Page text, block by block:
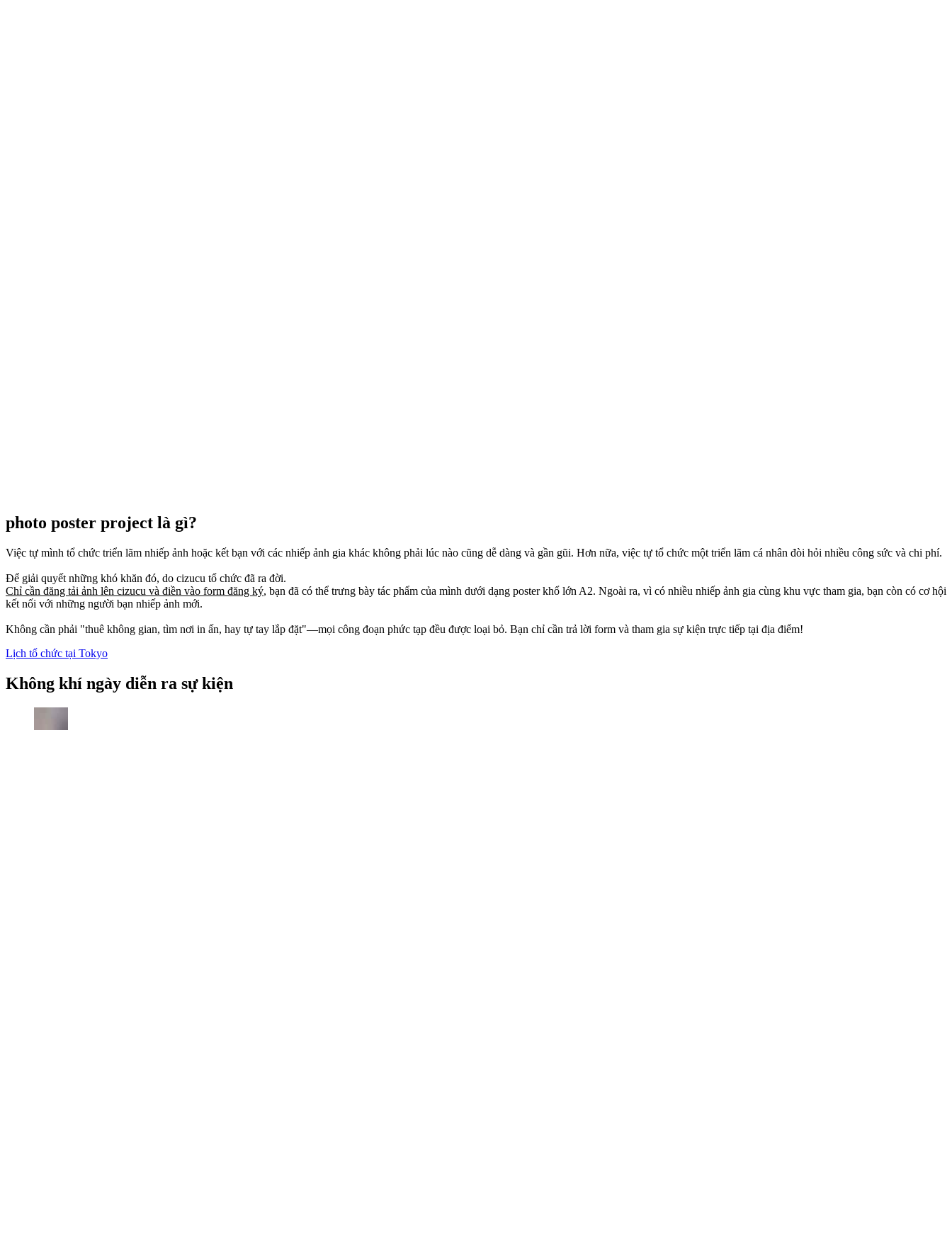
photo poster project là gì?
Việc tự mình tổ chức triển lãm nhiếp ảnh hoặc kết bạn với các nhiếp ảnh gia khác không phải lúc nào cũng dễ dàng và gần gũi. Hơn nữa, việc tự tổ chức một triển lãm cá nhân đòi hỏi nhiều công sức và chi phí.
Để giải quyết những khó khăn đó, do cizucu tổ chức đã ra đời.
Chỉ cần đăng tải ảnh lên cizucu và điền vào form đăng ký, bạn đã có thể trưng bày tác phẩm của mình dưới dạng poster khổ lớn A2. Ngoài ra, vì có nhiều nhiếp ảnh gia cùng khu vực tham gia, bạn còn có cơ hội
kết nối với những người bạn nhiếp ảnh mới.
Không cần phải "thuê không gian, tìm nơi in ấn, hay tự tay lắp đặt"—mọi công đoạn phức tạp đều được loại bỏ. Bạn chỉ cần trả lời form và tham gia sự kiện trực tiếp tại địa điểm!
Lịch tổ chức tại Tokyo
Không khí ngày diễn ra sự kiện